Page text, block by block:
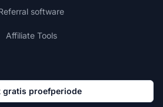
software
Affiliate Tools
gratis proefperiode